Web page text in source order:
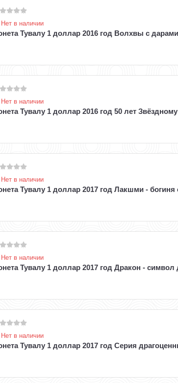
Нет в наличии
Тувалу 1 доллар 2016 год Волхвы с
Нет в наличии
Тувалу 1 доллар 2016 год 50 лет
Нет в наличии
Тувалу 1 доллар 2017 год Лакшми - богиня
Нет в наличии
Тувалу 1 доллар 2017 год Дракон -
Нет в наличии
Тувалу 1 доллар 2017 год Серия